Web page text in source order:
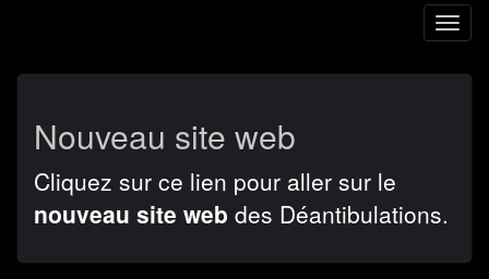
Nouveau site web
Cliquez sur ce lien pour aller sur le
nouveau site web des Déantibulations.